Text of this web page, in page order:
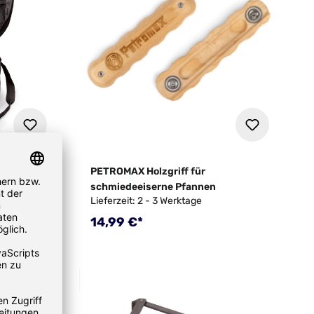
PETROMAX Holzgriff für
schmiedeeiserne Pfannen
Lieferzeit: 2 - 3 Werktage
Regulärer Preis:
14,99 €*